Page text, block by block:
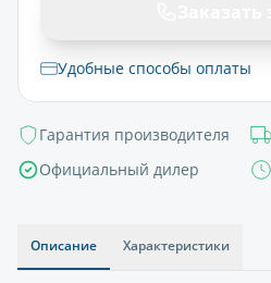
Удобные способы оплаты
Гарантия производителя
Официальный дилер
Описание Характеристики